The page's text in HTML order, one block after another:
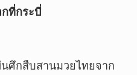
ที่กระบี่
ศึกสืบสานมวยไทยจาก